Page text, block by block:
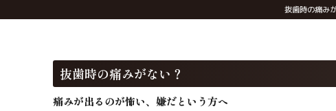
抜歯時の痛み
抜歯時の痛みがない？
痛みが出るのが怖い、嫌だという方へ